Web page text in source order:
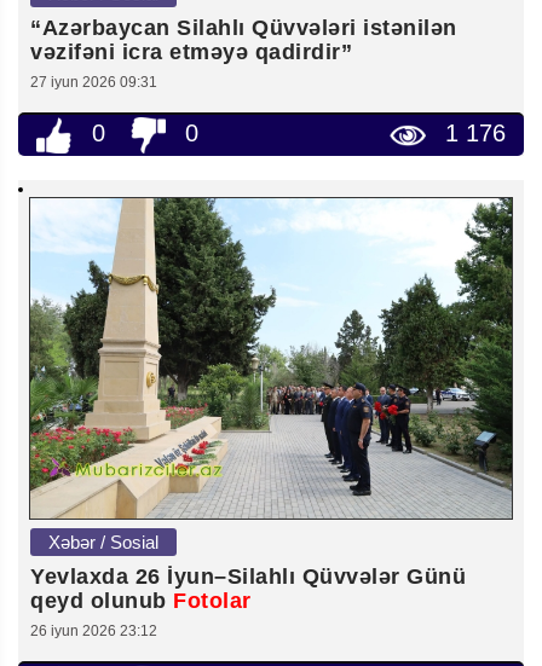
“Azərbaycan Silahlı Qüvvələri istənilən
vəzifəni icra etməyə qadirdir”
27 iyun 2026 09:31
0 0 1 176
Xəbər / Sosial
Yevlaxda 26 İyun–Silahlı Qüvvələr Günü
qeyd olunub Fotolar
26 iyun 2026 23:12